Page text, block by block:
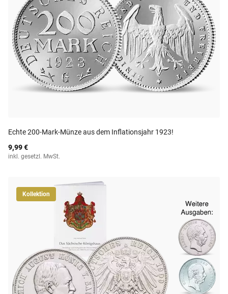
Echte 200-Mark-Münze aus dem Inflationsjahr 1923!
9,99 €
inkl. gesetzl. MwSt.
Kollektion